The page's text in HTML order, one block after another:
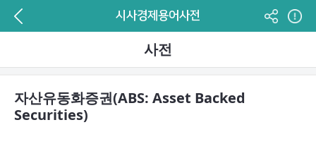
시사경제용어사전
사전
자산유동화증권(ABS: Asset Backed
Securities)